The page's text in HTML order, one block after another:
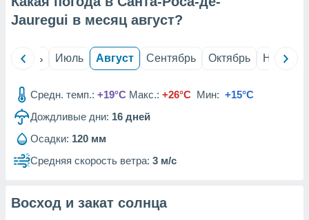
из
данных
Jauregui в месяц август?
Июнь Июль Август Сентябрь Октябрь Ноябрь
Средн. темп.: +19°C Макс.: +26°C Мин: +15°C
Дождливые дни: 16 дней
Осадки: 120 мм
Средняя скорость ветра: 3 м/с
Восход и закат солнца